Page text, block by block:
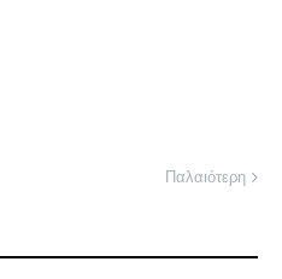
Παλαιότερη